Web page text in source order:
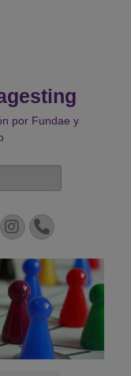
por Fundae y
Instagram
Teléfono